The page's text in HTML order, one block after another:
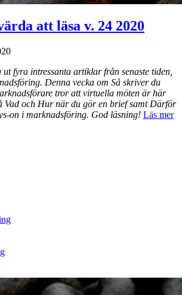
att läsa v. 24 2020
fyra intressanta artiklar från senaste tiden,
Denna vecka om Så skriver du
tror att virtuella möten är här
Vad och Hur när du gör en brief samt Därför
on i marknadsföring. God läsning! Läs mer